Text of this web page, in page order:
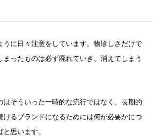
うに日々注意をしています。物珍しさだけで
まったものは必ず廃れていき、消えてしまう
はそういった一時的な流行ではなく、長期的
けるブランドになるためには何が必要かにつ
思います。